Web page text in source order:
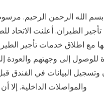
خدمات تأجير الطيران. أعلنت
مع اطلاق خدمات تأجير
للوصول إلى وجهتهم
البيانات في الفندق
والمواصلات الداخلية. إلا